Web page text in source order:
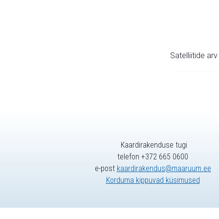
Satelliitide
Kaardirakenduse tugi
telefon +372 665 0600
e-post kaardirakendus@maaruum.ee
Korduma kippuvad küsimused